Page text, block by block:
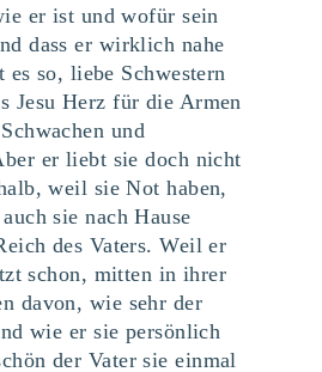
er ist und wofür sein
dass er wirklich nahe
so, liebe Schwestern
Jesu Herz für die Armen
und
er liebt sie doch nicht
weil sie Not haben,
sie nach Hause
des Vaters. Weil er
schon, mitten in ihrer
davon, wie sehr der
wie er sie persönlich
der Vater sie einmal